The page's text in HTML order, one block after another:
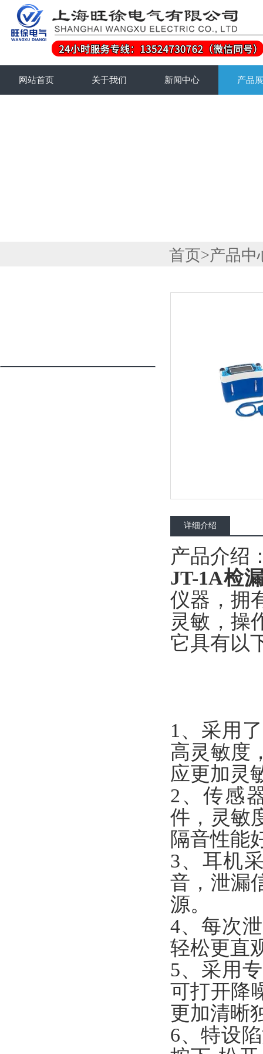
网站首页 关于我们 新闻中心 产品
首页>产品中
详细介绍
产品介绍
JT-1A检
仪器，拥
灵敏，操
它具有以
1、采用
高灵敏度
应更加灵
2、传感
件，灵敏
隔音性能
3、耳机
音，泄漏
源。
4、每次
轻松更直
5、采用
可打开降
更加清晰
6、特设